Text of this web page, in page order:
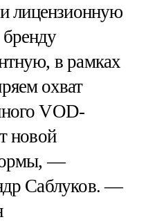
лицензионную
в рамках
охват
VOD-
новой
—
Саблуков. —